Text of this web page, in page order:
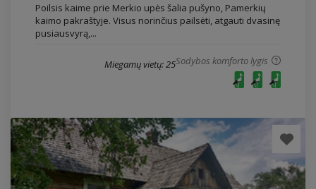
Poilsis kaime prie Merkio upės šalia pušyno, Pamerkių
kaimo pakraštyje. Visus norinčius pailsėti, atgauti dvasinę
pusiausvyrą,...
Sodybos komforto lygis
Miegamų vietų: 25